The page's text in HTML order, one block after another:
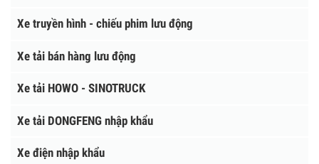
Xe tải Faw - Giải Phóng
Xe tải bảo ôn - xe tải đông lạnh
Xe tải chở gia súc - gia cầm
Xe tải Isuzu - Vĩnh Phát
Xe ô tô tải chở Pallet